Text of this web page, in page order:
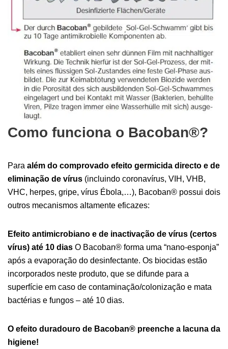
Como funciona o Bacoban®?
Para além do comprovado efeito germicida directo e de
eliminação de vírus (incluindo coronavírus, VIH, VHB,
VHC, herpes, gripe, vírus Ébola,…), Bacoban® possui dois
outros mecanismos altamente eficazes:
Efeito antimicrobiano e de inactivação de vírus (certos
vírus) até 10 dias O Bacoban® forma uma “nano-esponja”
após a evaporação do desinfectante. Os biocidas estão
incorporados neste produto, que se difunde para a
superfície em caso de contaminação/colonização e mata
bactérias e fungos – até 10 dias.
O efeito duradouro de Bacoban® preenche a lacuna da
higiene!